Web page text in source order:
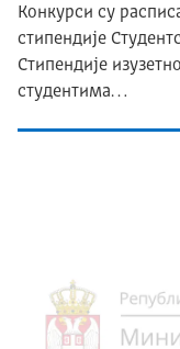
Конкурси су
стипендије
Стипендије
студентима…